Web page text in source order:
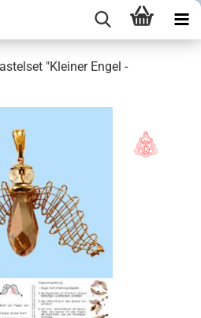
"Kleiner Engel -